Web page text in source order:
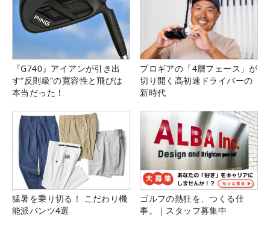
『G740』アイアンが引き出
す“反則級”の寛容性と飛びは
本当だった！
プロギアの「4層フェース」が
切り開く高初速ドライバーの
新時代
猛暑を乗り切る！ こだわり機
能派パンツ4選
ゴルフの熱狂を、つくる仕
事。｜スタッフ募集中